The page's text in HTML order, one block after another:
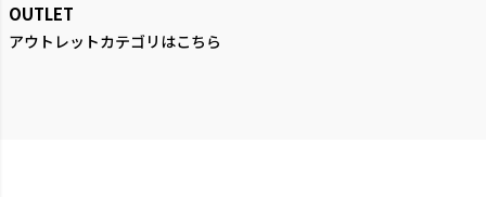
OUTLET
アウトレットカテゴリはこちら